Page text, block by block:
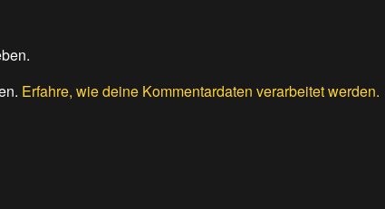
Erfahre, wie deine Kommentardaten verarbeitet werden.